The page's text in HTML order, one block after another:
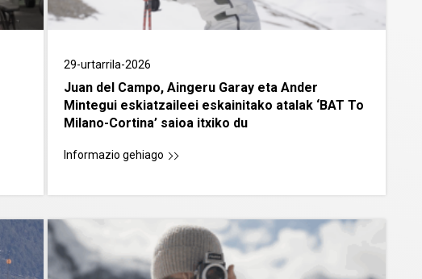
29-urtarrila-2026
Juan del Campo, Aingeru Garay eta Ander
Mintegui eskiatzaileei eskainitako atalak ‘BAT To
Milano-Cortina’ saioa itxiko du
Informazio gehiago